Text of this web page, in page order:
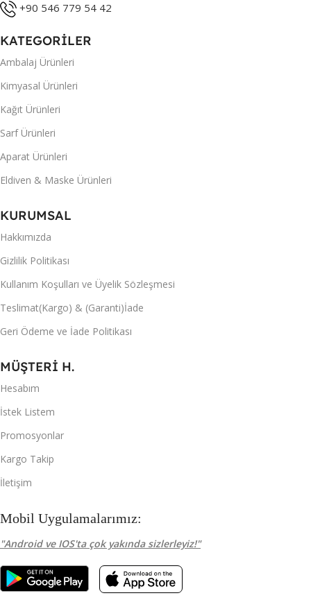
+90 546 779 54 42
KATEGORİLER
Ambalaj Ürünleri
Kimyasal Ürünleri
Kağıt Ürünleri
Sarf Ürünleri
Aparat Ürünleri
Eldiven & Maske Ürünleri
KURUMSAL
Hakkımızda
Gizlilik Politikası
Kullanım Koşulları ve Üyelik Sözleşmesi
Teslimat(Kargo) & (Garanti)İade
Geri Ödeme ve İade Politikası
MÜŞTERİ H.
Hesabım
İstek Listem
Promosyonlar
Kargo Takip
İletişim
Mobil Uygulamalarımız:
"Android ve IOS'ta çok yakında sizlerleyiz!"